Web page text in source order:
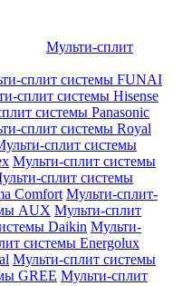
Мульти-сплит
сплит системы FUNAI
сплит системы Hisense
системы Panasonic
сплит системы Royal
сплит системы
Мульти-сплит системы
сплит системы
Comfort Мульти-сплит-
AUX Мульти-сплит
Daikin Мульти-
системы Energolux
Мульти-сплит системы
GREE Мульти-сплит